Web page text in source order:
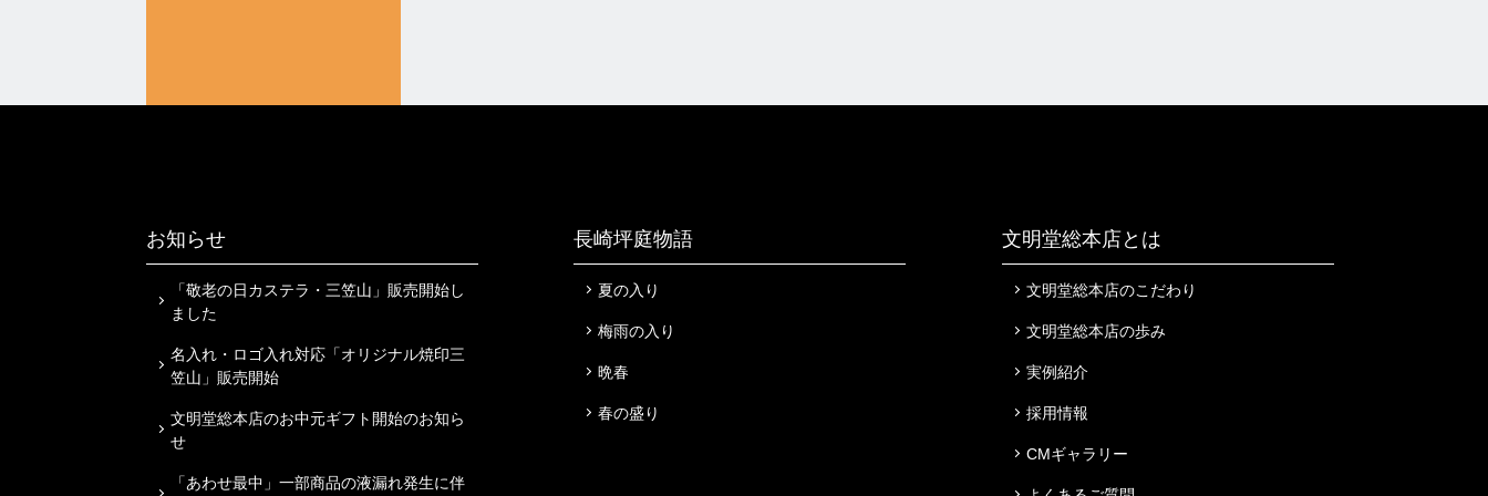
お知らせ
「敬老の日カステラ・三笠山」販売開始し
ました
名入れ・ロゴ入れ対応「オリジナル焼印三
笠山」販売開始
文明堂総本店のお中元ギフト開始のお知ら
せ
「あわせ最中」一部商品の液漏れ発生に伴
長崎坪庭物語
夏の入り
梅雨の入り
晩春
春の盛り
文明堂総本店とは
文明堂総本店のこだわり
文明堂総本店の歩み
実例紹介
採用情報
CMギャラリー